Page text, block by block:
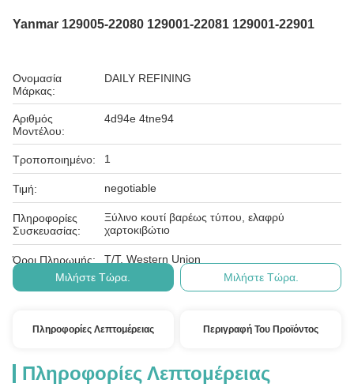
Yanmar 129005-22080 129001-22081 129001-22901
Ονομασία
Μάρκας:
DAILY REFINING
Αριθμός
Μοντέλου:
4d94e 4tne94
Τροποποιημένο: 1
Τιμή: negotiable
Πληροφορίες
Συσκευασίας:
Ξύλινο κουτί βαρέως τύπου, ελαφρύ
χαρτοκιβώτιο
Όροι Πληρωμής:
T/T, Western Union
Μιλήστε Τώρα.
Μιλήστε Τώρα.
Πληροφορίες Λεπτομέρειας Περιγραφή Του Προϊόντος
Πληροφορίες Λεπτομέρειας